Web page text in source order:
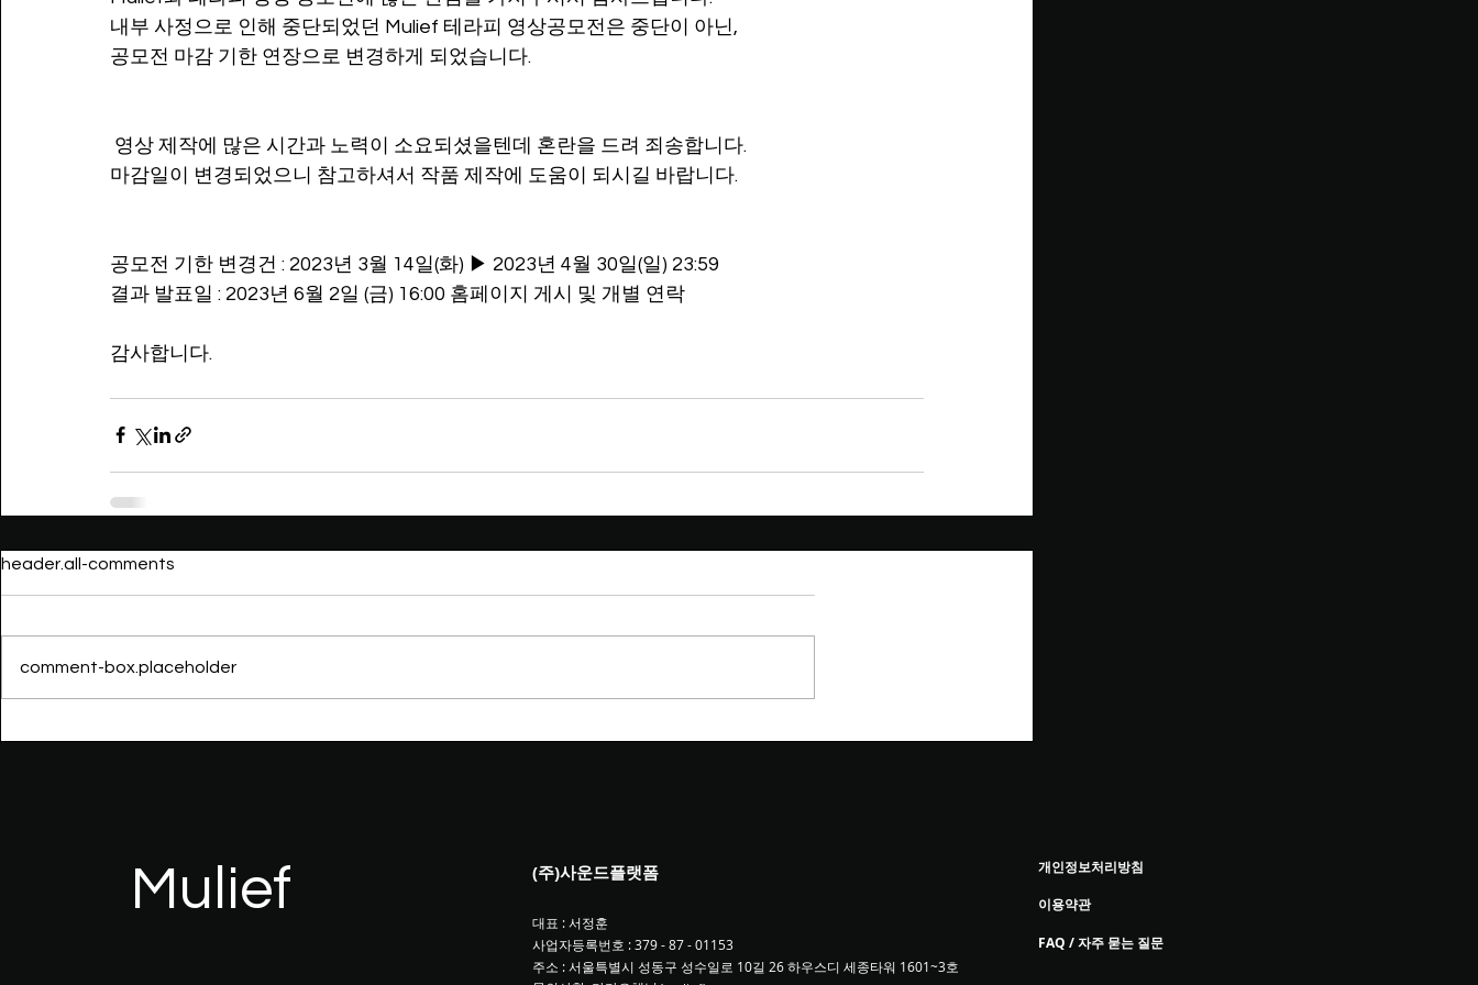
내부 사정으로 인해 중단되었던 Mulief 테라피 영상공모전은 중단이 아닌,
공모전 마감 기한 연장으로 변경하게 되었습니다.
영상 제작에 많은 시간과 노력이 소요되셨을텐데 혼란을 드려 죄송합니다.
마감일이 변경되었으니 참고하셔서 작품 제작에 도움이 되시길 바랍니다.
공모전 기한 변경건 : 2023년 3월 14일(화) ▶ 2023년 4월 30일(일) 23:59
결과 발표일 : 2023년 6월 2일 (금) 16:00 홈페이지 게시 및 개별 연락
감사합니다.
header.all-comments
comment-box.placeholder
Mulief (주)사운드플랫폼
대표 : 서정훈
사업자등록번호 : 379 - 87 - 01153
주소 : 서울특별시 성동구 성수일로 10길 26 하우스디 세종타워 1601~3호
개인정보처리방침
이용약관
FAQ / 자주 묻는 질문